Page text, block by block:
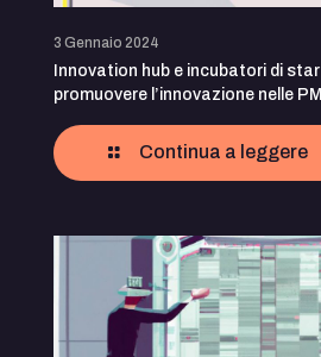
3 Gennaio 2024
Innovation hub e incubatori di
promuovere l’innovazione nelle PMI
Continua a leggere